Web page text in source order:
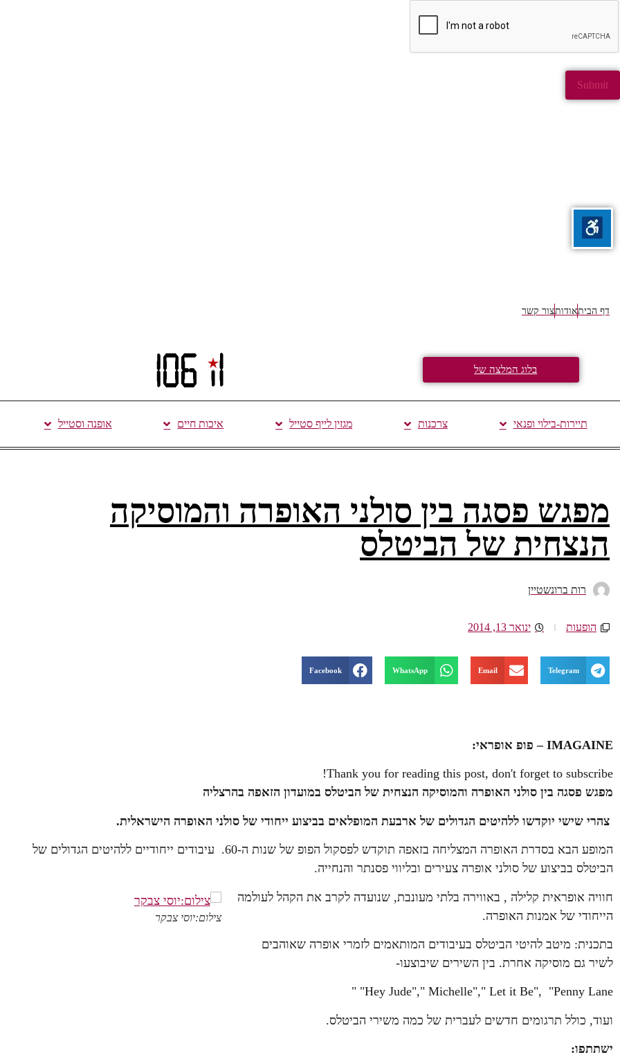
דף הביתאודותצור קשר
בלוג המלצה של
תיירות-בילוי ופנאי צרכנות מגזין לייף סטייל איכות חיים אופנה וסטייל
מפגש פסגה בין סולני האופרה והמוסיקה
הנצחית של הביטלס
רות ברונשטיין
הופעות ינואר 13, 2014
Telegram
Email
WhatsApp
Facebook
IMAGAINE
– פופ אופראי:
Thank you for reading this post, don't forget to subscribe!
מפגש פסגה בין סולני האופרה והמוסיקה הנצחית של הביטלס במועדון הזאפה בהרצליה
צהרי שישי יוקדשו ללהיטים הגדולים של ארבעת המופלאים בביצוע ייחודי של סולני האופרה הישראלית.
המופע הבא בסדרת האופרה המצליחה בזאפה תוקדש לפסקול הפופ של שנות ה-60. עיבודים ייחודיים ללהיטים הגדולים של
הביטלס בביצוע של סולני אופרה צעירים ובליווי פסנתר והנחייה.
צילום:יוסי צבקר
חוויה אופראית קלילה , באווירה בלתי מעונבת, שנועדה לקרב את הקהל לעולמה
הייחודי של אמנות האופרה.
בתכנית: מיטב להיטי הביטלס בעיבודים המותאמים לזמרי אופרה שאוהבים
לשיר גם מוסיקה אחרת. בין השירים שיבוצעו-
Hey Jude"," Michelle"," Let it Be", "Penny Lane" "
ועוד, כולל תרגומים חדשים לעברית של כמה משירי הביטלס.
ישתתפו: